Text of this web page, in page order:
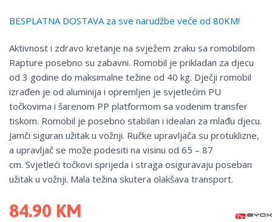
BESPLATNA DOSTAVA za sve narudžbe veće od 80KM!
Aktivnost i zdravo kretanje na svježem zraku sa romobilom
Rapture posebno su zabavni. Romobil je prikladan za djecu
od 3 godine do maksimalne težine od 40 kg. Dječji romobil
izrađen je od aluminija i opremljen je svjetlećim PU
točkovima i šarenom PP platformom sa vodenim transfer
tiskom. Romobil je posebno stabilan i idealan za mlađu djecu.
Jamči siguran užitak u vožnji. Ručke upravljača su protuklizne,
a upravljač se može podesiti na visinu od 65 – 87
cm. Svjetleći točkovi sprijeda i straga osiguravaju poseban
užitak u vožnji. Mala težina skutera olakšava transport.
84.90 KM